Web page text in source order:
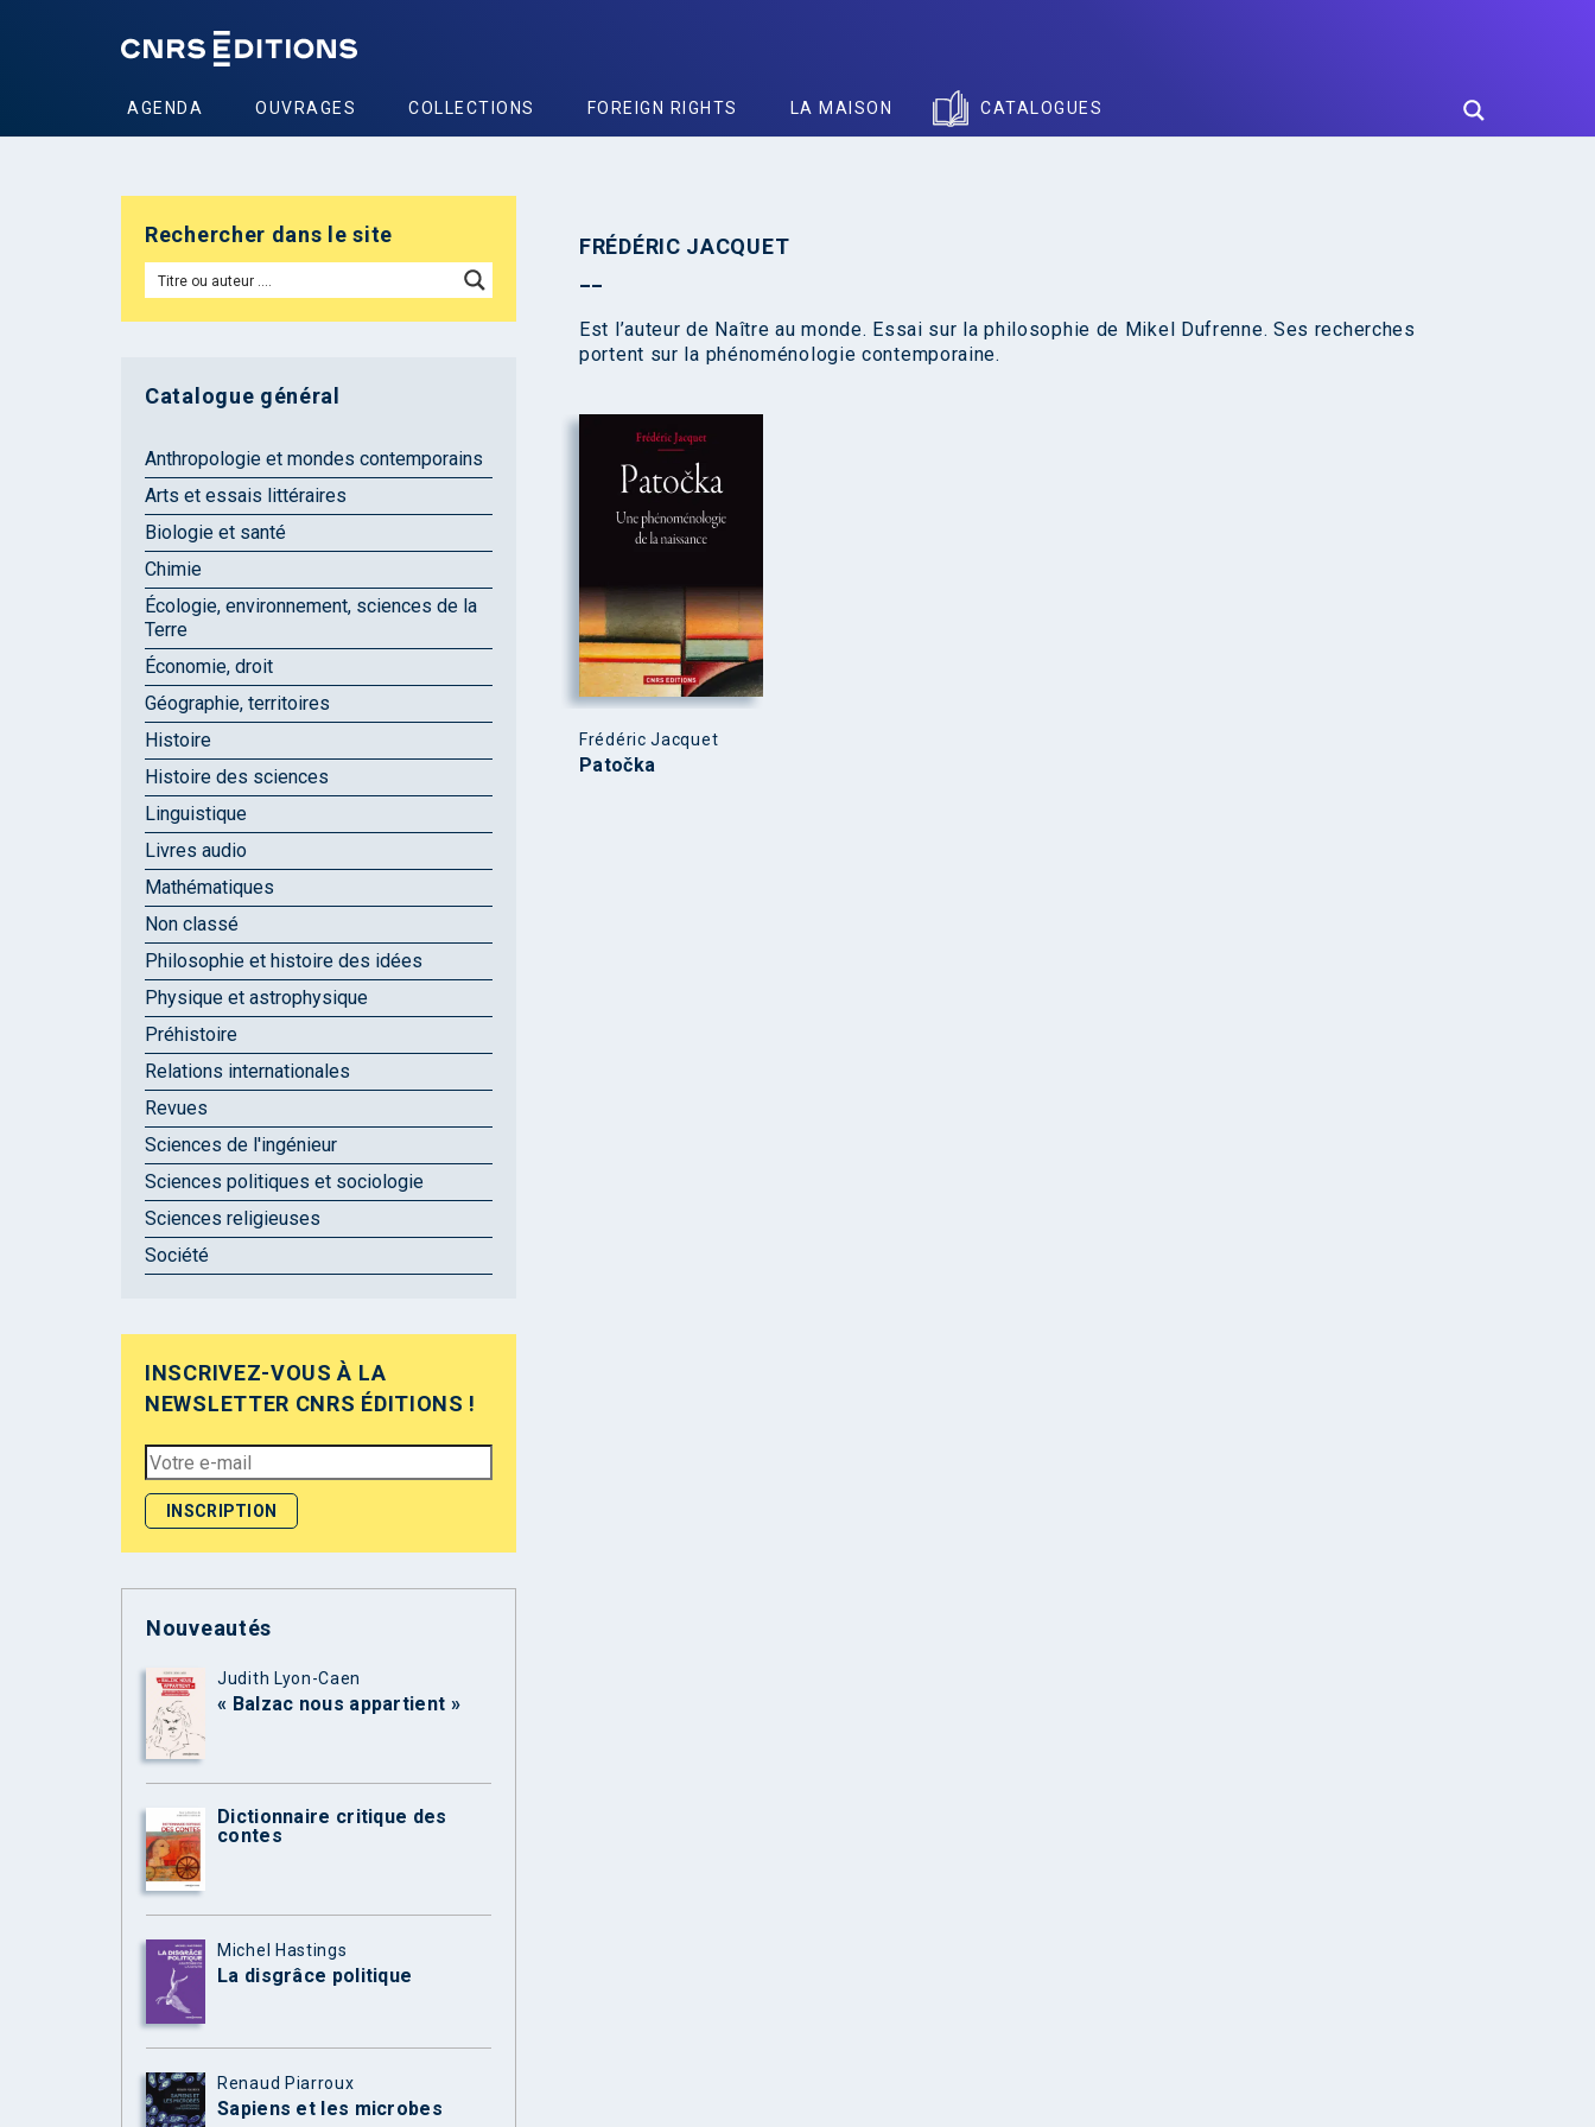
AGENDA OUVRAGES COLLECTIONS FOREIGN RIGHTS LA MAISON CATALOGUES
FRÉDÉRIC JACQUET
Est l’auteur de Naître au monde. Essai sur la philosophie de Mikel Dufrenne. Ses recherches
portent sur la phénoménologie contemporaine.
Frédéric Jacquet
Patočka
Rechercher dans le site
Catalogue général
Anthropologie et mondes contemporains
Arts et essais littéraires
Biologie et santé
Chimie
Écologie, environnement, sciences de la
Terre
Économie, droit
Géographie, territoires
Histoire
Histoire des sciences
Linguistique
Livres audio
Mathématiques
Non classé
Philosophie et histoire des idées
Physique et astrophysique
Préhistoire
Relations internationales
Revues
Sciences de l'ingénieur
Sciences politiques et sociologie
Sciences religieuses
Société
INSCRIVEZ-VOUS À LA
NEWSLETTER CNRS ÉDITIONS !
Nouveautés
Judith Lyon-Caen
« Balzac nous appartient »
Dictionnaire critique des
contes
Michel Hastings
La disgrâce politique
Renaud Piarroux
Sapiens et les microbes